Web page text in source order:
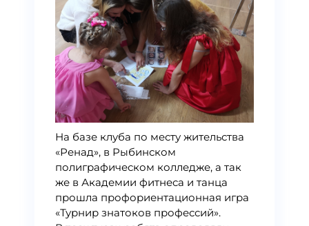
На базе клуба по месту жительства
«Ренад», в Рыбинском
полиграфическом колледже, а так
же в Академии фитнеса и танца
прошла профориентационная игра
«Турнир знатоков профессий».